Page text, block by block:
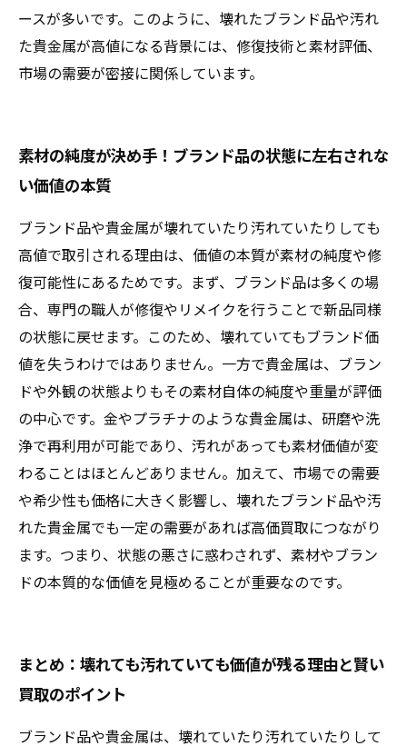
ースが多いです。このように、壊れたブランド品や汚れ
た貴金属が高値になる背景には、修復技術と素材評価、
市場の需要が密接に関係しています。
素材の純度が決め手！ブランド品の状態に左右されな
い価値の本質
ブランド品や貴金属が壊れていたり汚れていたりしても
高値で取引される理由は、価値の本質が素材の純度や修
復可能性にあるためです。まず、ブランド品は多くの場
合、専門の職人が修復やリメイクを行うことで新品同様
の状態に戻せます。このため、壊れていてもブランド価
値を失うわけではありません。一方で貴金属は、ブラン
ドや外観の状態よりもその素材自体の純度や重量が評価
の中心です。金やプラチナのような貴金属は、研磨や洗
浄で再利用が可能であり、汚れがあっても素材価値が変
わることはほとんどありません。加えて、市場での需要
や希少性も価格に大きく影響し、壊れたブランド品や汚
れた貴金属でも一定の需要があれば高価買取につながり
ます。つまり、状態の悪さに惑わされず、素材やブラン
ドの本質的な価値を見極めることが重要なのです。
まとめ：壊れても汚れていても価値が残る理由と賢い
買取のポイント
ブランド品や貴金属は、壊れていたり汚れていたりして